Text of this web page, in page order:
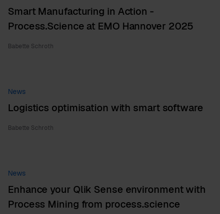
Smart Manufacturing in Action -
Process.Science at EMO Hannover 2025
Babette Schroth
News
Logistics optimisation with smart software
Babette Schroth
News
Enhance your Qlik Sense environment with
Process Mining from process.science